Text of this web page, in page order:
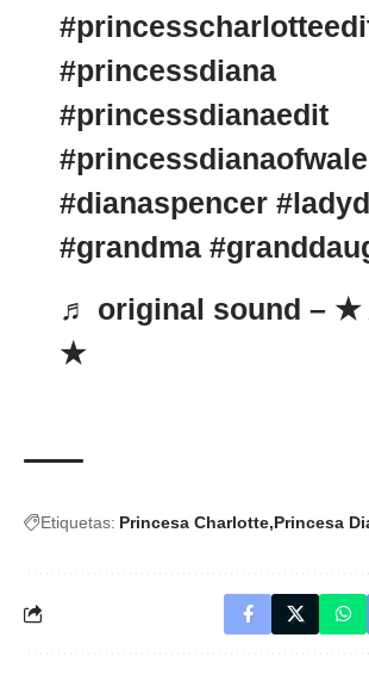
#princessdiana
#princessdianaedit
#dianaspencer
#grandma
♬ original sound – ★
★
Etiquetas: Princesa Charlotte Princesa